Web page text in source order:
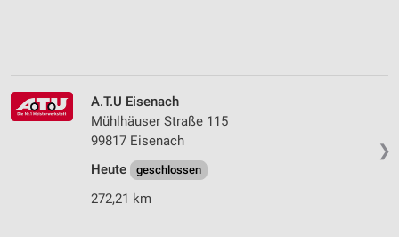
❯
A.T.U Eisenach
Mühlhäuser Straße 115
99817 Eisenach
Heute
geschlossen
272,21 km